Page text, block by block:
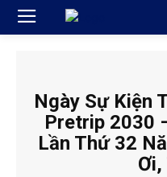
Ngày Sự Kiện
Pretrip 2030
Lần Thứ 32
Ơi,